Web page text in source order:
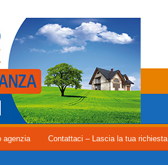
agenzia Contattaci – Lascia la tua richiesta